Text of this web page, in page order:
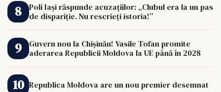
Poli Iași răspunde acuzațiilor: „Clubul era la un pas
de dispariție. Nu rescrieți istoria!”
Guvern nou la Chișinău! Vasile Tofan promite
aderarea Republicii Moldova la UE până în 2028
Republica Moldova are un nou premier desemnat